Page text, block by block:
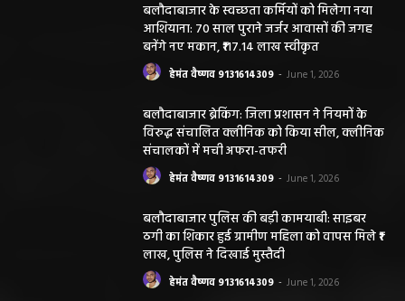
बलौदाबाजार के स्वच्छता कर्मियों को मिलेगा नया
आशियाना: 70 साल पुराने जर्जर आवासों की जगह
बनेंगे नए मकान, ₹117.14 लाख स्वीकृत
हेमंत वैष्णव 9131614309 - June 1, 2026
बलौदाबाजार ब्रेकिंग: जिला प्रशासन ने नियमों के
विरुद्ध संचालित क्लीनिक को किया सील, क्लीनिक
संचालकों में मची अफरा-तफरी
हेमंत वैष्णव 9131614309 - June 1, 2026
बलौदाबाजार पुलिस की बड़ी कामयाबी: साइबर
ठगी का शिकार हुई ग्रामीण महिला को वापस मिले ₹1
लाख, पुलिस ने दिखाई मुस्तैदी
हेमंत वैष्णव 9131614309 - June 1, 2026